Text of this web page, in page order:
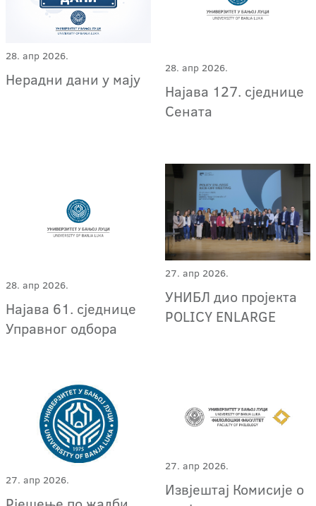
28. апр 2026.
Нерадни дани у мају
28. апр 2026.
Најава 127. сједнице
Сената
28. апр 2026.
Најава 61. сједнице
Управног одбора
27. апр 2026.
УНИБЛ дио пројекта
POLICY ENLARGE
27. апр 2026.
27. апр 2026.
Извјештај Комисије о